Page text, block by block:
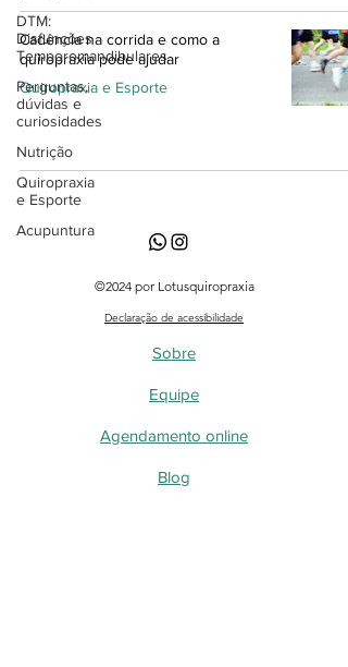
DTM:
Disfunções
Temporomandibulares
Perguntas,
dúvidas e
curiosidades
Nutrição
Quiropraxia
e Esporte
Acupuntura
Cadência na corrida e como a
quiropraxia pode ajudar
Quiropraxia e Esporte
©2024 por Lotusquiropraxia
Declaração de acessibilidade
Sobre
Equipe
Agendamento online
Blog